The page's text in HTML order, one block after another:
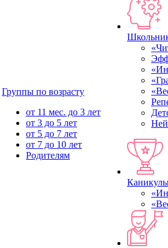
Группы по возрасту
от 11 мес. до 3 лет
от 3 до 5 лет
от 5 до 7 лет
от 7 до 10 лет
Родителям